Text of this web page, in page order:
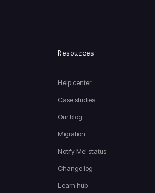
Resources
Help center
Case studies
Our blog
Migration
Notify Me! status
Change log
Learn hub